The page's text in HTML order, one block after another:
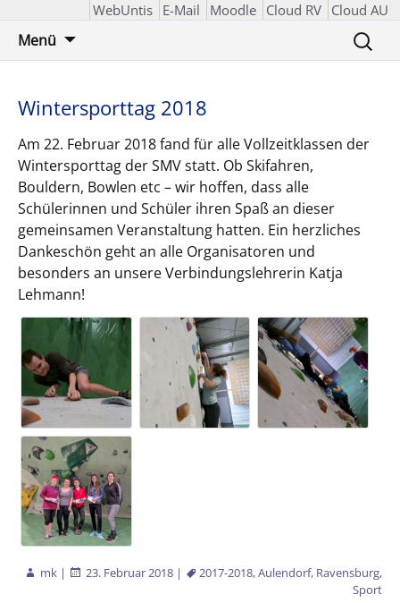
WebUntis E-Mail Moodle Cloud RV Cloud AU
Menü
Suchen
nach:
Wintersporttag 2018
Am 22. Februar 2018 fand für alle Vollzeitklassen der
Wintersporttag der SMV statt. Ob Skifahren,
Bouldern, Bowlen etc – wir hoffen, dass alle
Schülerinnen und Schüler ihren Spaß an dieser
gemeinsamen Veranstaltung hatten. Ein herzliches
Dankeschön geht an alle Organisatoren und
besonders an unsere Verbindungslehrerin Katja
Lehmann!
mk | 23. Februar 2018 | 2017-2018,Aulendorf, Ravensburg,
Sport